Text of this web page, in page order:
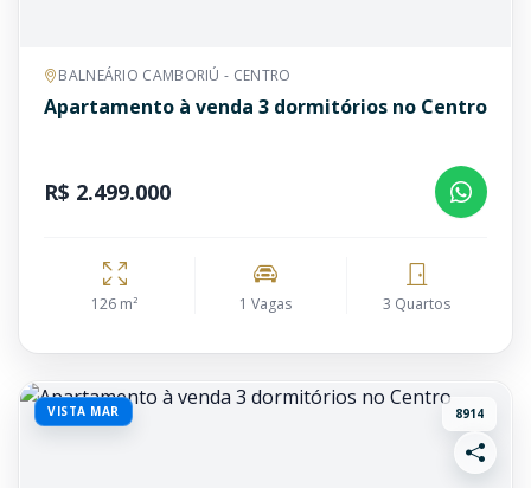
BALNEÁRIO CAMBORIÚ - CENTRO
Apartamento à venda 3 dormitórios no Centro
R$ 2.499.000
126 m² 1 Vagas 3 Quartos
VISTA MAR 8914